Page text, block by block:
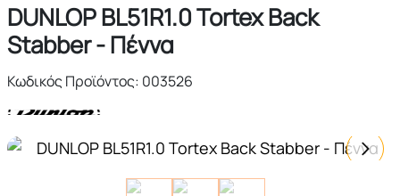
DUNLOP BL51R1.0 Tortex Back
Stabber - Πέννα
Κωδικός Προϊόντος: 003526